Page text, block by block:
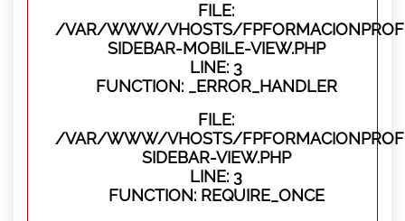
FILE:
/VAR/WWW/VHOSTS/
SIDEBAR-MOBILE-VIEW.PHP
LINE: 3
FUNCTION: _ERROR_HANDLER
FILE:
/VAR/WWW/VHOSTS/
SIDEBAR-VIEW.PHP
LINE: 3
FUNCTION: REQUIRE_ONCE